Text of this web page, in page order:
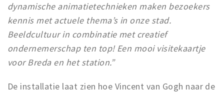
Sights
Museums, theatres & stages
Trips & activities
Student routes
Party pics
dynamische animatietechnieken maken bezoekers
kennis met actuele thema’s in onze stad.
Beeldcultuur in combinatie met creatief
ondernemerschap ten top! Een mooi visitekaartje
voor Breda en het station.”
De installatie laat zien hoe Vincent van Gogh naar de